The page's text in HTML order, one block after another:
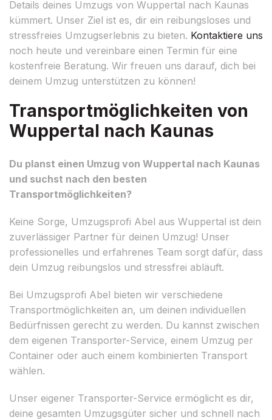
Details deines Umzugs von Wuppertal nach Kaunas
kümmert. Unser Ziel ist es, dir ein reibungsloses und
stressfreies Umzugserlebnis zu bieten. Kontaktiere uns
noch heute und vereinbare einen Termin für eine
kostenfreie Beratung. Wir freuen uns darauf, dich bei
deinem Umzug unterstützen zu können!
Transportmöglichkeiten von
Wuppertal nach Kaunas
Du planst einen Umzug von Wuppertal nach Kaunas
und suchst nach den besten
Transportmöglichkeiten?
Keine Sorge, Umzugsprofi Abel aus Wuppertal ist dein
zuverlässiger Partner für deinen Umzug! Unser
professionelles und erfahrenes Team sorgt dafür, dass
dein Umzug reibungslos und stressfrei abläuft.
Bei Umzugsprofi Abel bieten wir verschiedene
Transportmöglichkeiten an, um deinen individuellen
Bedürfnissen gerecht zu werden. Du kannst zwischen
dem eigenen Transporter-Service, einem Umzug per
Container oder auch einem kombinierten Transport
wählen.
Unser eigener Transporter-Service ermöglicht es dir,
deine gesamten Umzugsgüter sicher und schnell nach